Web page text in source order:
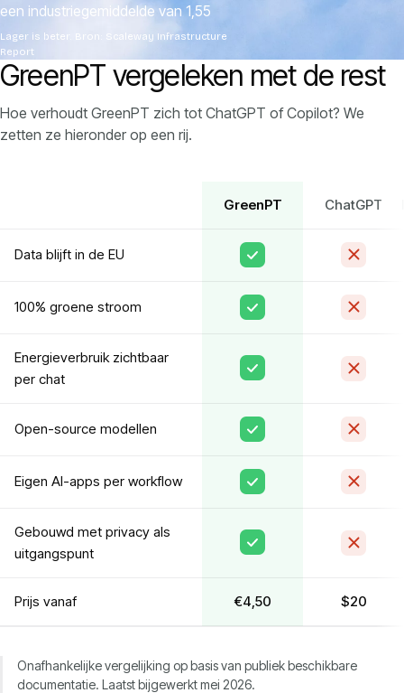
een industriegemiddelde van 1,55
Lager is beter. Bron: Scaleway Infrastructure
Report
GreenPT vergeleken met de rest
Hoe verhoudt GreenPT zich tot ChatGPT of Copilot? We
zetten ze hieronder op een rij.
GreenPT ChatGPT
Data blijft in de EU
100% groene stroom
Energieverbruik zichtbaar
per chat
Open-source modellen
Eigen AI-apps per workflow
Gebouwd met privacy als
uitgangspunt
Prijs vanaf €4,50 $20
Onafhankelijke vergelijking op basis van publiek beschikbare
documentatie. Laatst bijgewerkt mei 2026.